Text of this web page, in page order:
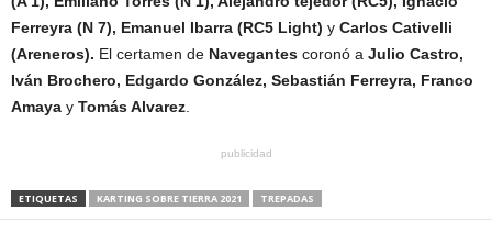
Ferreyra (N 7), Emanuel Ibarra (RC5 Light) y Carlos Cativelli
(Areneros). El certamen de Navegantes coronó a Julio Castro,
Iván Brochero, Edgardo González, Sebastián Ferreyra, Franco
Amaya y Tomás Alvarez
publicidad
ETIQUETAS KARTING SOBRE TIERRA 2021 TREPADAS